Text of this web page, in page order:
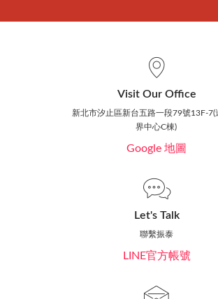
Visit Our Office
新北市汐止區新台五路一段79號13F-7(
界中心C棟)
Google 地圖
Let's Talk
聯繫振泰
LINE官方帳號